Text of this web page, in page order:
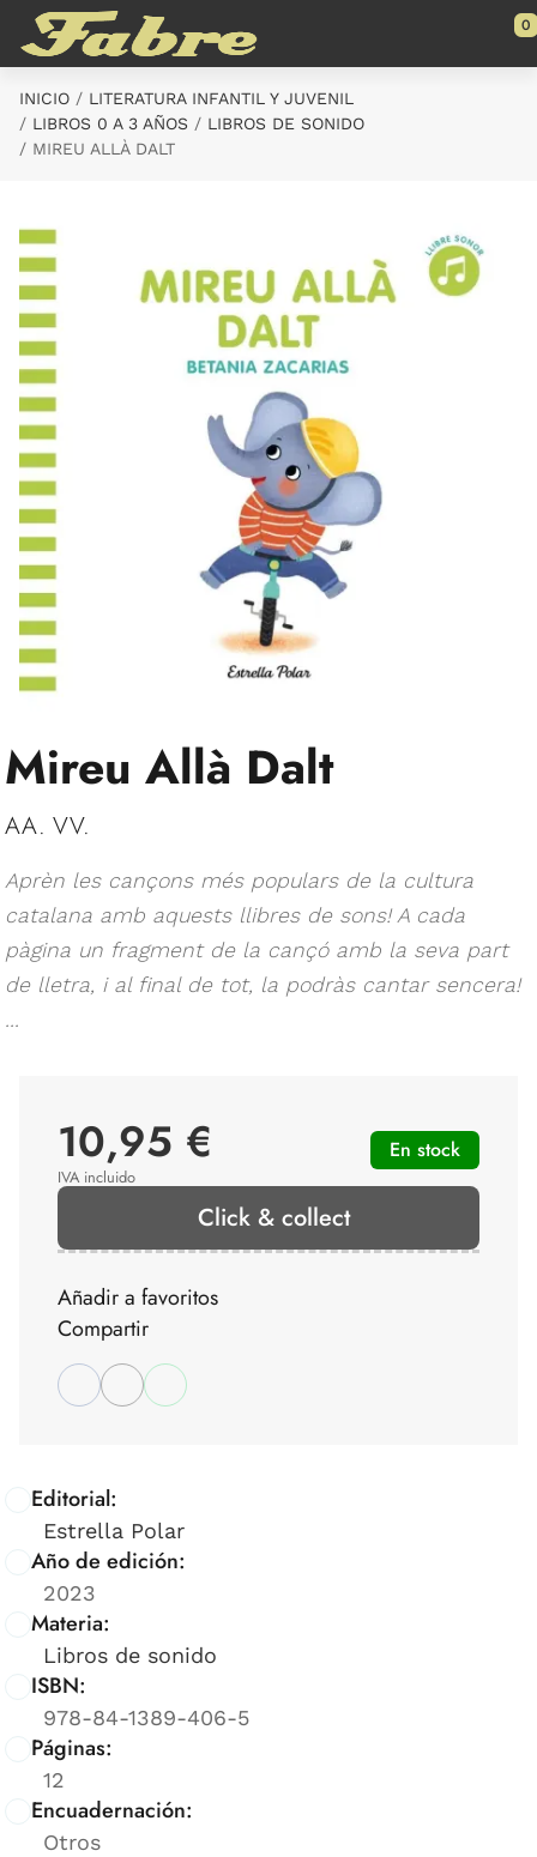
Saltar al contenido principal
0
INICIO
LITERATURA INFANTIL Y JUVENIL
LIBROS 0 A 3 AÑOS
LIBROS DE SONIDO
MIREU ALLÀ DALT
Mireu Allà Dalt
AA. VV.
Aprèn les cançons més populars de la cultura
catalana amb aquests llibres de sons! A cada
pàgina un fragment de la cançó amb la seva part
de lletra, i al final de tot, la podràs cantar sencera!
...
Editorial:
Estrella Polar
Año de edición:
2023
Materia:
Libros de sonido
ISBN:
978-84-1389-406-5
Páginas:
12
Encuadernación:
Otros
10,95 €
IVA incluido
En stock
Click & collect
Añadir a favoritos
Compartir